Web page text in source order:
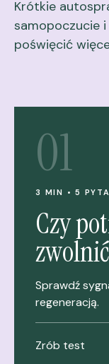
Krótkie
samopoczucie
poświęcić
01
3 MIN • 5
Czy
Sprawdź
regeneracją.
Zrób test